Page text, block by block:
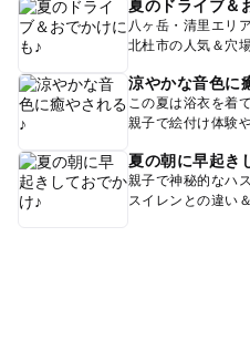
夏のドライブ＆
八ヶ岳・清里エリ
北杜市の人気＆穴
涼やかな音色に
この夏は浴衣を着
親子で絵付け体験
夏の朝に早起き
親子で神秘的なハ
スイレンとの違い